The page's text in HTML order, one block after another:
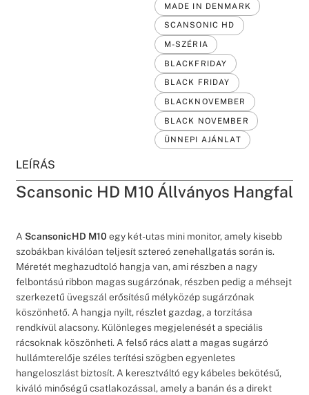
MADE IN DENMARK
SCANSONIC HD
M-SZÉRIA
BLACKFRIDAY
BLACK FRIDAY
BLACKNOVEMBER
BLACK NOVEMBER
ÜNNEPI AJÁNLAT
LEÍRÁS
Scansonic HD M10 Állványos Hangfal
A ScansonicHD M10 egy két-utas mini monitor, amely kisebb
szobákban kiválóan teljesít sztereó zenehallgatás során is.
Méretét meghazudtoló hangja van, ami részben a nagy
felbontású ribbon magas sugárzónak, részben pedig a méhsejt
szerkezetű üvegszál erősítésű mélyközép sugárzónak
köszönhető. A hangja nyílt, részlet gazdag, a torzítása
rendkívül alacsony. Különleges megjelenését a speciális
rácsoknak köszönheti. A felső rács alatt a magas sugárzó
hullámterelője széles terítési szögben egyenletes
hangeloszlást biztosít. A keresztváltó egy kábeles bekötésű,
kiváló minőségű csatlakozással, amely a banán és a direkt